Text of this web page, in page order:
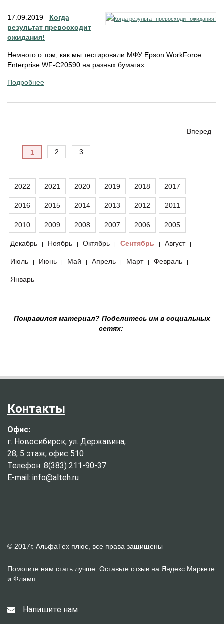
17.09.2019 Когда
результат превосходит
ожидания!
Немного о том, как мы тестировали МФУ Epson WorkForce
Enterprise WF-C20590 на разных бумагах
Подробнее
Вперед
1 2 3
2022 2021 2020 2019 2018 2017
2016 2015 2014 2013 2012 2011
2010 2009 2008 2007 2006 2005
Декабрь | Ноябрь | Октябрь | Сентябрь | Август |
Июль | Июнь | Май | Апрель | Март | Февраль |
Январь
Понравился материал? Поделитесь им в социальных
сетях:
Контакты
Офис:
г. Новосибирск, ул. Державина,
28, 5 этаж, офис 510
Телефон: 8(383) 211-90-37
E-mail: info@alteh.ru
© 2017г. АльфаТех плюс, все права защищены
Помогите нам стать лучше. Оставьте отзыв на Яндекс.Маркете
и Фламп
Напишите нам